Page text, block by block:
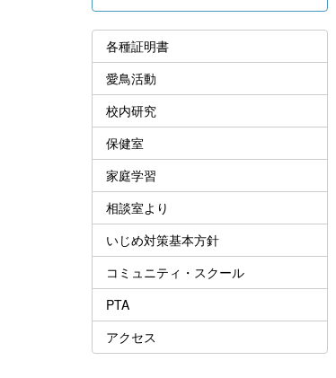
各種証明書
愛鳥活動
校内研究
保健室
家庭学習
相談室より
いじめ対策基本方針
コミュニティ・スクール
PTA
アクセス